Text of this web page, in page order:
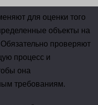
для оценки того
объекты на
проверяют
процесс и
она
требованиям.